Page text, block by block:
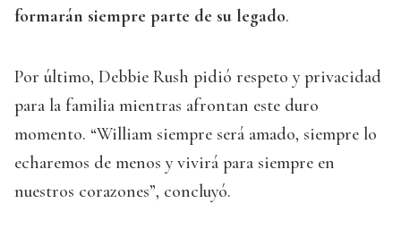
formarán siempre parte de su legado.
Por último, Debbie Rush pidió respeto y privacidad
para la familia mientras afrontan este duro
momento. “William siempre será amado, siempre lo
echaremos de menos y vivirá para siempre en
nuestros corazones”, concluyó.